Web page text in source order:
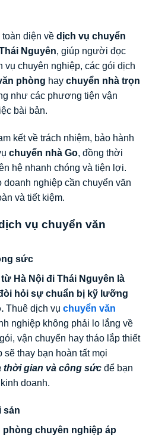
diện về dịch vụ chuyển
Nguyên, giúp người đọc
vụ chuyên nghiệp, các gói dịch
phòng hay chuyển nhà trọn
như các phương tiện vận
bài bản.
kết về trách nhiệm, bảo hành
chuyển nhà Go, đồng thời
hệ nhanh chóng và tiện lợi.
nghiệp cần chuyển văn
và tiết kiệm.
vụ chuyển văn
sức
Hà Nội đi Thái Nguyên là
hỏi sự chuẩn bị kỹ lưỡng
Thuê dịch vụ chuyển văn
nghiệp không phải lo lắng về
vận chuyển hay tháo lắp thiết
thay bạn hoàn tất mọi
thời gian và công sức để bạn
doanh.
sản
chuyên nghiệp áp